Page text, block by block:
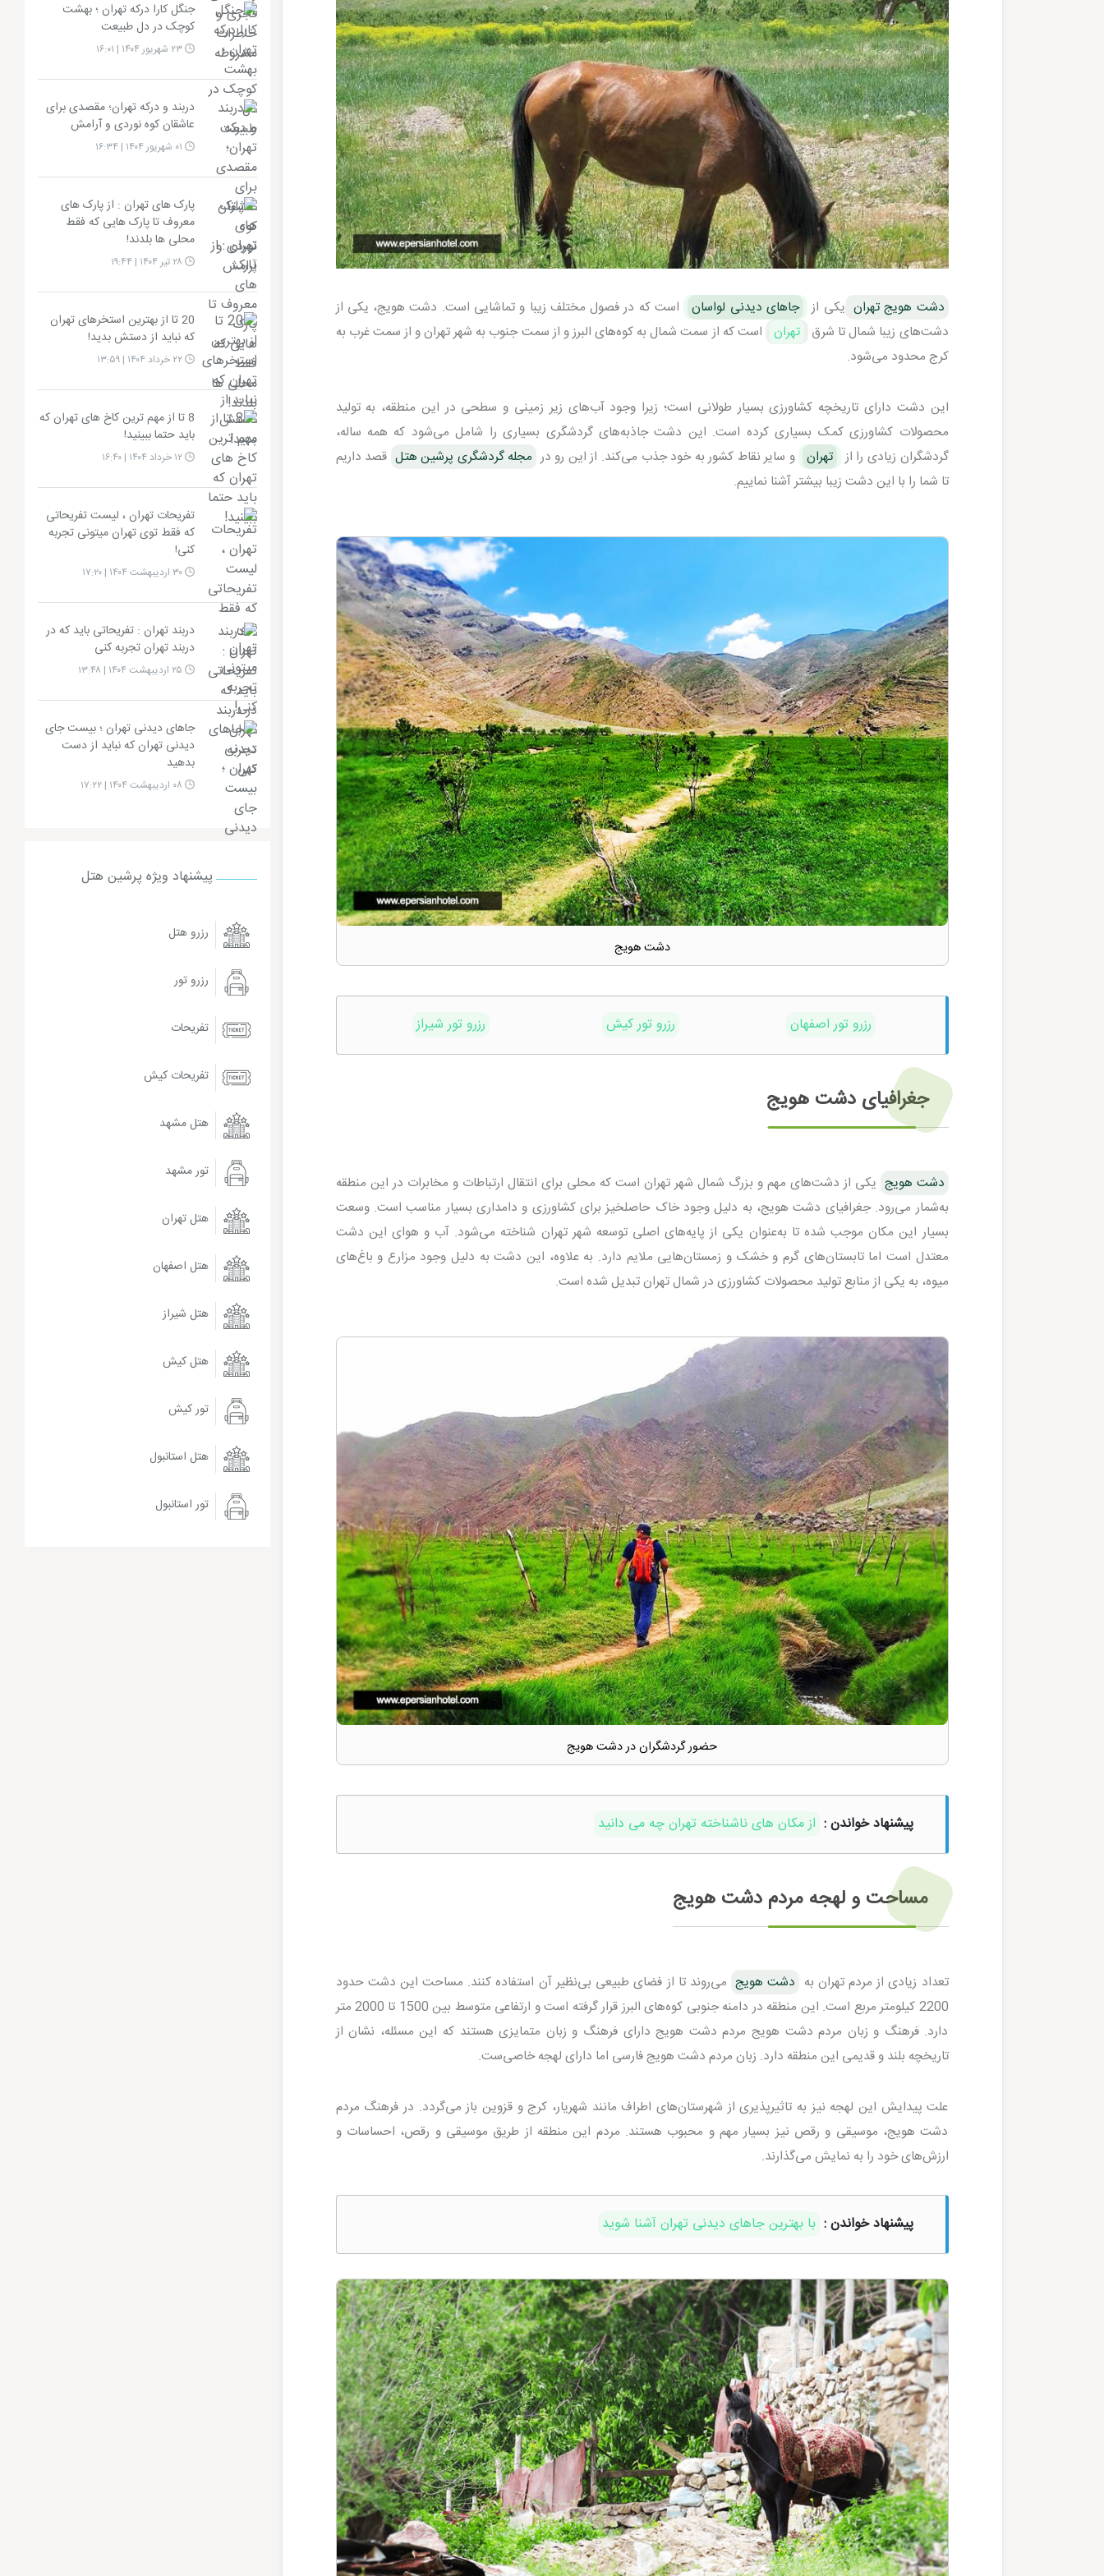
دشت هویج تهران یکی از جاهای دیدنی لواسان
است که در فصول مختلف زیبا و تماشایی است. دشت هویج، یکی از
دشت‌های زیبا شمال تا شرق تهران است که از سمت شمال به کوه‌های البرز و از سمت جنوب به شهر تهران و از سمت غرب به
کرج محدود می‌شود.
این دشت دارای تاریخچه کشاورزی بسیار طولانی است؛ زیرا وجود آب‌های زیر زمینی و سطحی در این منطقه، به تولید
محصولات کشاورزی کمک بسیاری کرده است. این دشت جاذبه‌های گردشگری بسیاری را شامل می‌شود که همه ساله،
گردشگران زیادی را از تهران و سایر نقاط کشور به خود جذب می‌کند. از این رو در مجله گردشگری پرشین هتل قصد داریم
تا شما را با این دشت زیبا بیشتر آشنا نماییم.
دشت هویج
رزرو تور اصفهان رزرو تور کیش رزرو تور شیراز
جغرافیای دشت هویج
دشت هویج یکی از دشت‌های مهم و بزرگ شمال شهر تهران است که محلی برای انتقال ارتباطات و مخابرات در این منطقه
به‌شمار می‌رود. جغرافیای دشت هویج، به دلیل وجود خاک حاصلخیز برای کشاورزی و دامداری بسیار مناسب است. وسعت
بسیار این مکان موجب شده تا به‌عنوان یکی از پایه‌های اصلی توسعه شهر تهران شناخته می‌شود. آب و هوای این دشت
معتدل است اما تابستان‌های گرم و خشک و زمستان‌هایی ملایم دارد. به علاوه، این دشت به دلیل وجود مزارع و باغ‌های
میوه، به یکی از منابع تولید محصولات کشاورزی در شمال تهران تبدیل شده است.
حضور گردشگران در دشت هویج
پیشنهاد خواندن : از مکان های ناشناخته تهران چه می دانید
مساحت و لهجه مردم دشت هویج
تعداد زیادی از مردم تهران به دشت هویج می‌روند تا از فضای طبیعی بی‌نظیر آن استفاده کنند. مساحت این دشت حدود
2200 کیلومتر مربع است. این منطقه در دامنه جنوبی کوه‌های البرز قرار گرفته است و ارتفاعی متوسط بین 1500 تا 2000 متر
دارد. فرهنگ و زبان مردم دشت هویج مردم دشت هویج دارای فرهنگ و زبان متمایزی هستند که این مسئله، نشان از
تاریخچه بلند و قدیمی این منطقه دارد. زبان مردم دشت هویج فارسی اما دارای لهجه خاصی‌ست.
علت پیدایش این لهجه نیز به تاثیرپذیری از شهرستان‌های اطراف مانند شهریار، کرج و قزوین باز‌ می‌گردد. در فرهنگ مردم
دشت هویج، موسیقی و رقص نیز بسیار مهم و محبوب هستند. مردم این منطقه از طریق موسیقی و رقص، احساسات و
ارزش‌های خود را به نمایش می‌گذارند.
پیشنهاد خواندن : با بهترین جاهای دیدنی تهران آشنا شوید
جنگل کارا درکه تهران ؛ بهشت
کوچک در دل طبیعت
۲۳ شهریور ۱۴۰۴ | ۱۶:۰۱
دربند و درکه تهران؛ مقصدی برای
عاشقان کوه‌ نوردی و آرامش
پارک های تهران : از پارک های
معروف تا پارک هایی که فقط
محلی ها بلدند!
20 تا از بهترین استخرهای تهران
که نباید از دستش بدید!
۲۲ خرداد ۱۴۰۴ | ۱۳:۵۹
8 تا از مهم ترین کاخ های تهران که
باید حتما ببینید!
۱۲ خرداد ۱۴۰۴ | ۱۶:۴۰
تفریحات تهران ، لیست تفریحاتی
که فقط توی تهران میتونی تجربه
کنی!
۳۰ اردیبهشت ۱۴۰۴ | ۱۷:۲۰
دربند تهران : تفریحاتی باید که در
دربند تهران تجربه کنی
جاهای دیدنی تهران ؛ بیست جای
دیدنی تهران که نباید از دست
بدهید
پیشنهاد ویژه پرشین هتل
رزرو هتل
رزرو تور
تفریحات
تفریحات کیش
هتل مشهد
تور مشهد
هتل تهران
هتل اصفهان
هتل شیراز
هتل کیش
تور کیش
هتل استانبول
تور استانبول